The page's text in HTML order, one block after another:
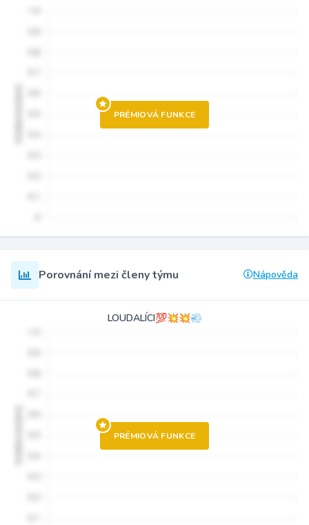
PRÉMIOVÁ FUNKCE
Porovnání mezi členy týmu Nápověda
LOUDALÍCI💯💥💥💨
PRÉMIOVÁ FUNKCE